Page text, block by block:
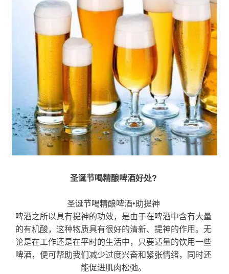
圣诞节喝精酿啤酒好处?
圣诞节喝精酿啤酒•助提神
啤酒之所以具有提神的功效，是由于在啤酒中含有大量
的有机酸，这种物质具有很好的清新、提神的作用。无
论是在工作还是在平时的生活中，只要适量的饮用一些
啤酒，便可帮助我们减少过度兴奋和紧张情绪，同时还
能促进肌肉松弛。